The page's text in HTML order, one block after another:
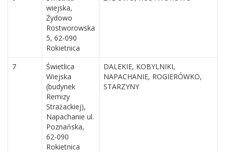
wiejska,
Żydowo
Rostworowska
5, 62-090
Rokietnica
7
Świetlica
Wiejska
(budynek
Remizy
Strażackiej),
Napachanie ul.
Poznańska,
62-090
Rokietnica
DALEKIE, KOBYLNIKI,
NAPACHANIE, ROGIERÓWKO,
STARZYNY